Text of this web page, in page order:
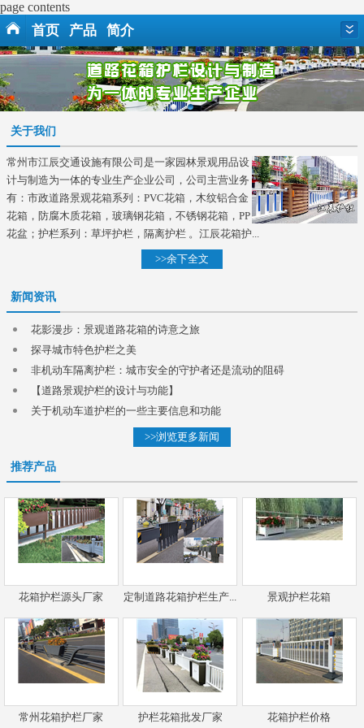
page contents
首页 产品 简介
关于我们
常州市江辰交通设施有限公司是一家园林景观用品设
计与制造为一体的专业生产企业公司，公司主营业务
有：市政道路景观花箱系列：PVC花箱，木纹铝合金
花箱，防腐木质花箱，玻璃钢花箱，不锈钢花箱，PP
花盆；护栏系列：草坪护栏，隔离护栏 。江辰花箱护...
>>余下全文
新闻资讯
花影漫步：景观道路花箱的诗意之旅
探寻城市特色护栏之美
非机动车隔离护栏：城市安全的守护者还是流动的阻碍
【道路景观护栏的设计与功能】
关于机动车道护栏的一些主要信息和功能
>>浏览更多新闻
推荐产品
花箱护栏源头厂家 定制道路花箱护栏生产... 景观护栏花箱
常州花箱护栏厂家 护栏花箱批发厂家 花箱护栏价格